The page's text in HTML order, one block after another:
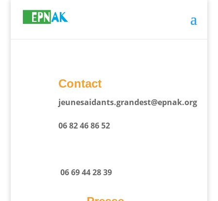
Contact
jeunesaidants.grandest@epnak.org
06 82 46 86 52
06 69 44 28 39